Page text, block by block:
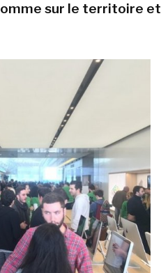
sur le territoire et